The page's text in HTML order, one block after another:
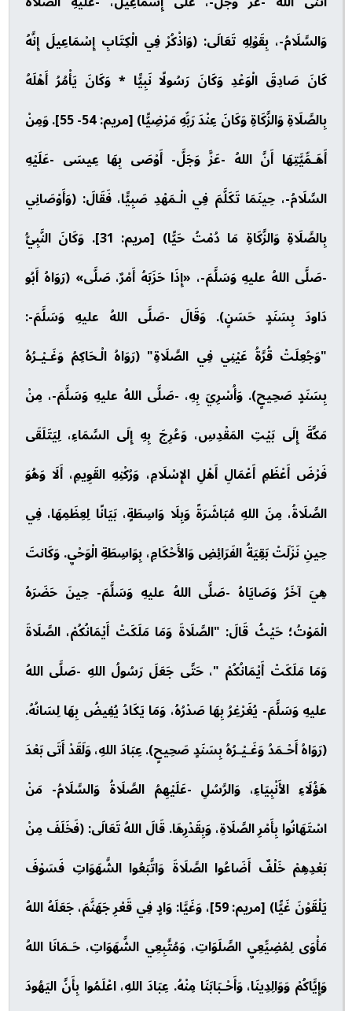
وَالسَّلَامُ-، بِقَوْلِهِ تَعَالَى: (وَاذْكُرْ فِي الْكِتَابِ إِسْمَاعِيلَ إِنَّهُ
كَانَ صَادِقَ الْوَعْدِ وَكَانَ رَسُولًا نَبِيًّا * وَكَانَ يَأْمُرُ أَهْلَهُ
بِالصَّلَاةِ وَالزَّكَاةِ وَكَانَ عِنْدَ رَبِّهِ مَرْضِيًّا) [مريم: 54- 55]. وَمِنْ
أَهَـمِّيَّتِهَا أَنَّ اللهُ -عَزَّ وَجَلَّ- أَوْصَى بِهَا عِيسَى -عَلَيْهِ
السَّلَامُ-، حِينَمَا تَكَلَّمَ فِي الْـمَهْدِ صَبِيًّا، فَقَالَ: (وَأَوْصَانِي
بِالصَّلَاةِ وَالزَّكَاةِ مَا دُمْتُ حَيًّا) [مريم: 31]. وَكَانَ النَّبِيُّ
-صَلَّى اللهُ عليهِ وَسَلَّمَ-، «إِذَا حَزَبَهُ أَمْرٌ، صَلَّى» (رَوَاهُ أَبُو
دَاودَ بِسَنَدٍ حَسَنٍ). وَقَالَ -صَلَّى اللهُ عليهِ وَسَلَّمَ-:
"وَجُعِلَتْ قُرَّةُ عَيْنِي فِي الصَّلَاةِ" (رَوَاهُ الْـحَاكِمُ وَغَـيْـرُهُ
بِسَنَدٍ صَحِيحٍ). وَأُسْرِيَ بِهِ، -صَلَّى اللهُ عليهِ وَسَلَّمَ-، مِنْ
مَكَّةَ إِلَى بَيْتِ المَقْدِسِ، وَعُرِجَ بِهِ إِلَى السَّمَاءِ، لِيَتَلَقَى
فَرْضَ أَعْظَمِ أَعْمَالِ أَهْلِ الإِسْلَامِ، وَرُكْنِهِ القَوِيمِ، أَلَا وَهُوَ
الصَّلَاةُ، مِنَ اللهِ مُبَاشَرَةً وَبِلَا وَاسِطَةٍ، بَيَانًا لِعِظَمِهَا، فِي
حِينِ نَزَلَتْ بَقِيَةُ الفَرَائِضِ وَالأَحْكَامِ، بِوَاسِطَةِ الْوَحْيِ. وَكَانتَ
هِيَ آخَرُ وَصَايَاهُ -صَلَّى اللهُ عليهِ وَسَلَّمَ- حِينَ حَضَرَهُ
الْمَوْتُ؛ حَيْثُ قَالَ: "الصَّلَاةَ وَمَا مَلَكَتْ أَيْمَانُكُمْ، الصَّلَاةَ
وَمَا مَلَكَتْ أَيْمَانُكُمْ "، حَتَّى جَعَلَ رَسُولُ اللهِ -صَلَّى اللهُ
عليهِ وَسَلَّمَ- يُغَرْغِرُ بِهَا صَدْرُهُ، وَمَا يَكَادُ يُفِيضُ بِهَا لِسَانُهُ.
(رَوَاهُ أَحْـمَدُ وَغَـيْـرُهُ بِسَنَدٍ صَحِيحٍ). عِبَادَ اللهِ، وَلَقَدْ أَتَى بَعْدَ
هَؤُلَاءِ الأَنْبِيَاءِ، وَالرَّسُلِ -عَلَيْهِمُ الصَّلَاةُ وَالسَّلَامُ- مَنْ
اسْتَهَانُوا بِأَمْرِ الصَّلَاةِ، وَبِقَدْرِهَا. قَالَ اللهُ تَعَالَى: (فَخَلَفَ مِنْ
بَعْدِهِمْ خَلْفٌ أَضَاعُوا الصَّلَاةَ وَاتَّبَعُوا الشَّهَوَاتِ فَسَوْفَ
يَلْقَوْنَ غَيًّا) [مريم: 59]، وَغَيَّا: وَادٍ فِي قَعْرِ جَهَنَّمَ، جَعَلَهُ اللهُ
مَأْوَى لِمُضِيِّعِيِ الصَّلَوَاتِ، وَمُتَّبِعِي الشَّهَوَاتِ، حَـمَانَا اللهُ
وَإِيَّاكُمْ وَوَالِدِينَا، وَأَحْـبَابَنَا مِنْهُ. عِبَادَ اللهِ، اعْلَمُوا بِأَنَّ اليَهُودَ